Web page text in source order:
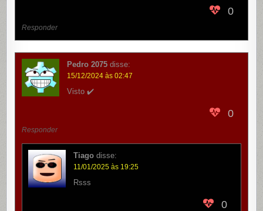
0
Responder
Pedro 2075 disse:
15/12/2024 às 02:47
Visto ✔️
0
Responder
Tiago disse:
11/01/2025 às 19:25
Rsss
0